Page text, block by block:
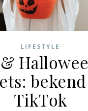
LIFESTYLE
bekend
TikTok